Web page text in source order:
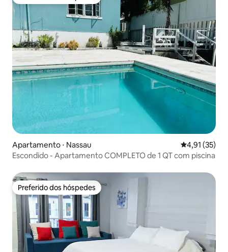
Apartamento ⋅ Nassau 4,91 de uma
4,91 (35)
Escondido - Apartamento COMPLETO de 1 QT com piscina
Preferido dos hóspedes
Preferido dos hóspedes